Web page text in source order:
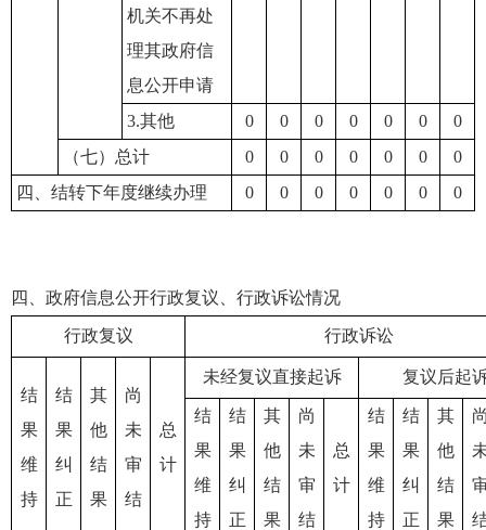
机关不再处
理其政府信
息公开申请
3.其他 0 0 0 0 0 0
0
（七）总计
0 0 0 0 0 0
0
四、结转下年度继续办理
0 0 0 0 0 0 0
四、政府信息公开行政复议、行政诉讼情况
行政复议 行政诉讼
结
果
维
持
结
果
纠
正
其
他
结
果
尚
未
审
结
总
计
未经复议直接起诉 复议后起
结
果
维
持
结
果
纠
正
其
他
结
果
尚
未
审
结
总
计
结
果
维
持
结
果
纠
正
其
他
结
果